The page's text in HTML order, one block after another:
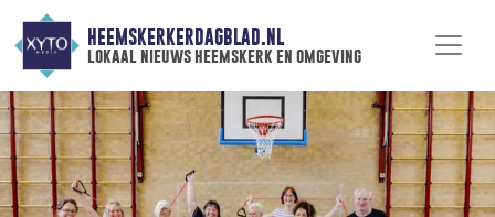
HEEMSKERKERDAGBLAD.NL
lokaal nieuws heemskerk en omgeving